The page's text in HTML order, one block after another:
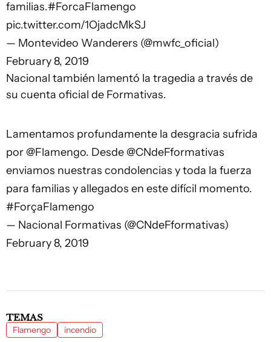
familias.#ForcaFlamengo
pic.twitter.com/1OjadcMkSJ
— Montevideo Wanderers (@mwfc_oficial)
February 8, 2019
Nacional también lamentó la tragedia a través de
su cuenta oficial de Formativas.
Lamentamos profundamente la desgracia sufrida
por @Flamengo. Desde @CNdeFformativas
enviamos nuestras condolencias y toda la fuerza
para familias y allegados en este difícil momento.
#ForçaFlamengo
— Nacional Formativas (@CNdeFformativas)
February 8, 2019
TEMAS
Flamengo incendio